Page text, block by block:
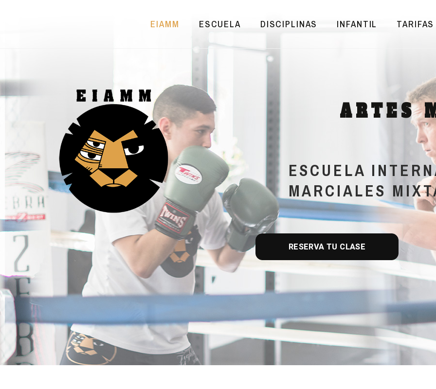
EIAMM ESCUELA DISCIPLINAS INFANTIL TARIFAS
ARTES
ESCUELA
MARCIALES
RESERVA TU CLASE